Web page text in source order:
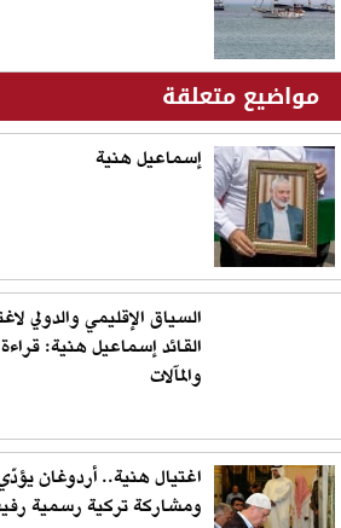
مواضيع متعلقة
إسماعيل هنية
السياق الإقليمي والدولي
القائد إسماعيل هنية: قراءة
والمآلات
اغتيال هنية.. أردوغان
ومشاركة تركية رسمية